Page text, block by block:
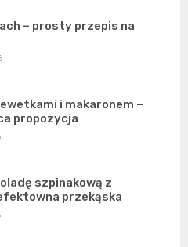
– prosty przepis na
i makaronem –
propozycja
szpinakową z
przekąska